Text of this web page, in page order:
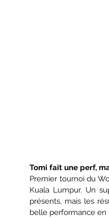
Tomi fait une perf,
Premier tournoi du
Kuala Lumpur. Un
présents, mais les
belle performance en